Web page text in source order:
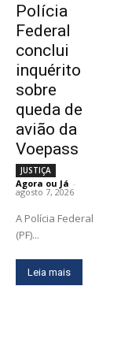
Polícia
Federal
conclui
inquérito
sobre
queda de
avião da
Voepass
JUSTIÇA
Agora ou Já -
agosto 7, 2026
A Polícia Federal
(PF)...
Leia mais